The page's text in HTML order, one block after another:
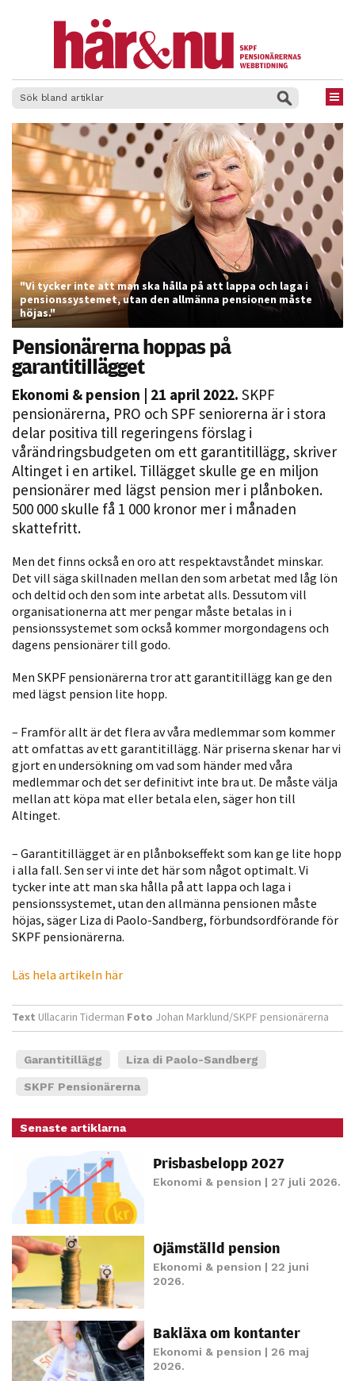
"Vi tycker inte att man ska hålla på att lappa och laga i
pensionssystemet, utan den allmänna pensionen måste
höjas."
Pensionärerna hoppas på
garantitillägget
Ekonomi & pension | 21 april 2022. SKPF
pensionärerna, PRO och SPF seniorerna är i stora
delar positiva till regeringens förslag i
vårändringsbudgeten om ett garantitillägg, skriver
Altinget i en artikel. Tillägget skulle ge en miljon
pensionärer med lägst pension mer i plånboken.
500 000 skulle få 1 000 kronor mer i månaden
skattefritt.
Men det finns också en oro att respektavståndet minskar.
Det vill säga skillnaden mellan den som arbetat med låg lön
och deltid och den som inte arbetat alls. Dessutom vill
organisationerna att mer pengar måste betalas in i
pensionssystemet som också kommer morgondagens och
dagens pensionärer till godo.
Men SKPF pensionärerna tror att garantitillägg kan ge den
med lägst pension lite hopp.
– Framför allt är det flera av våra medlemmar som kommer
att omfattas av ett garantitillägg. När priserna skenar har vi
gjort en undersökning om vad som händer med våra
medlemmar och det ser definitivt inte bra ut. De måste välja
mellan att köpa mat eller betala elen, säger hon till
Altinget.
– Garantitillägget är en plånbokseffekt som kan ge lite hopp
i alla fall. Sen ser vi inte det här som något optimalt. Vi
tycker inte att man ska hålla på att lappa och laga i
pensionssystemet, utan den allmänna pensionen måste
höjas, säger Liza di Paolo-Sandberg, förbundsordförande för
SKPF pensionärerna.
Läs hela artikeln här
Text Ullacarin Tiderman Foto Johan Marklund/SKPF pensionärerna
Garantitillägg Liza di Paolo-Sandberg
SKPF Pensionärerna
Senaste artiklarna
Prisbasbelopp 2027
Ekonomi & pension | 27 juli 2026.
Ojämställd pension
Ekonomi & pension | 22 juni
2026.
Bakläxa om kontanter
Ekonomi & pension | 26 maj
2026.
Nödvändiga
går inte att
välja bort. De
behövs för
att hemsidan
över huvud
fungera.
Statistik
För att vi ska
kunna
förbättra
hemsidans
uppbyggnad,
baserat på
hur hemsidan
används.
hemsida ska
prestera så
bra som
kommer viss
funktionalitet
hemsidan.
med dig av dina
intressen och ditt